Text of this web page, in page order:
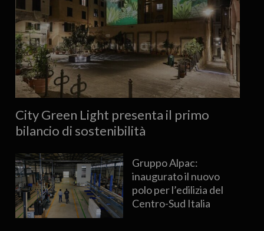
City Green Light presenta il primo
bilancio di sostenibilità
Gruppo Alpac:
inaugurato il nuovo
polo per l’edilizia del
Centro-Sud Italia